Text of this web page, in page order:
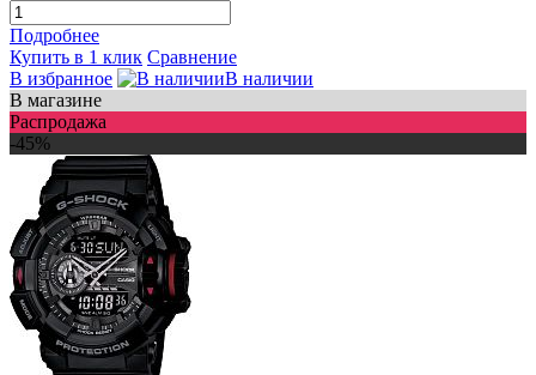
Подробнее
Купить в 1 клик Сравнение
В избранное
В наличии
В магазине
Распродажа
-45%